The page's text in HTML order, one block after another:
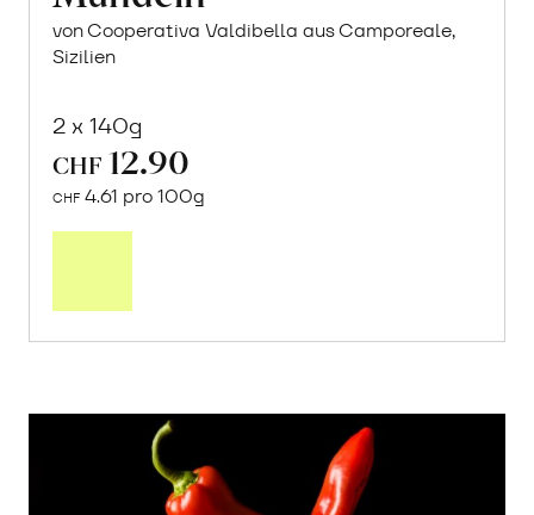
von Cooperativa Valdibella aus Camporeale,
Sizilien
2 x 140g
CHF 12.90
CHF 4.61 pro 100g